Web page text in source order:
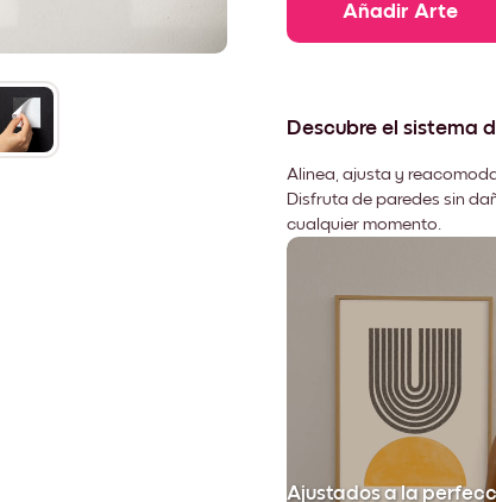
Añadir Arte
Descubre el sistema
Alinea, ajusta y
Disfruta de paredes sin
cualquier momento.
Ajustados a la